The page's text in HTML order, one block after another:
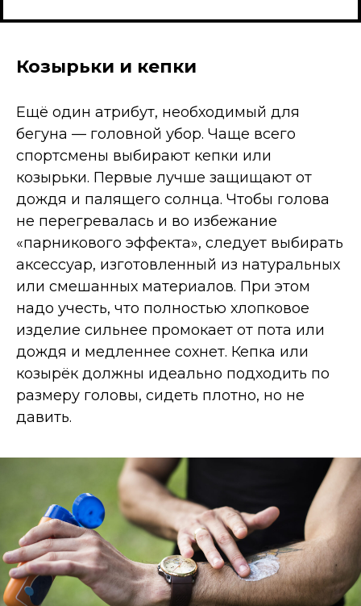
Козырьки и кепки
Ещё один атрибут, необходимый для
бегуна — головной убор. Чаще всего
спортсмены выбирают кепки или
козырьки. Первые лучше защищают от
дождя и палящего солнца. Чтобы голова
не перегревалась и во избежание
«парникового эффекта», следует выбирать
аксессуар, изготовленный из натуральных
или смешанных материалов. При этом
надо учесть, что полностью хлопковое
изделие сильнее промокает от пота или
дождя и медленнее сохнет. Кепка или
козырёк должны идеально подходить по
размеру головы, сидеть плотно, но не
давить.